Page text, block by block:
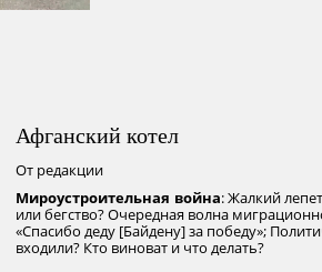
Афганский котел
От редакции
Мироустроительная война: Жалкий
или бегство? Очередная волна
«Спасибо деду [Байдену] за победу»;
входили? Кто виноват и что делать?